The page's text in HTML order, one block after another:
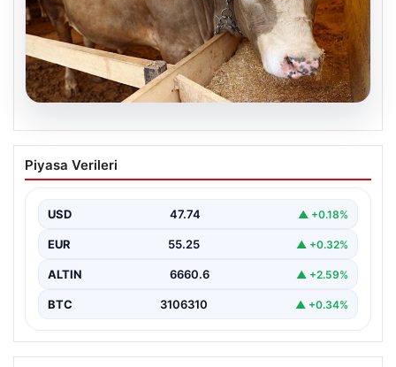
05.08.2026
Kurbanlık fiyatları il il sorgulama ekranı
2026: Büyükbaş ve küçükbaş canlı kilo
ve tüm illerin kurbanlık fiyatları
{“title”: “2026 Yılı Kurbanlık Fiyatları ve İl İl Detaylar”,
“content”: “ 2026 yılı yaklaşırken,…
Piyasa Verileri
USD 47.74 ▲ +0.18%
EUR 55.25 ▲ +0.32%
ALTIN 6660.6 ▲ +2.59%
BTC 3106310 ▲ +0.34%